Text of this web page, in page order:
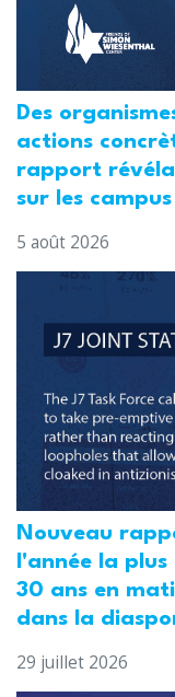
Des
actions
rapport
sur les campus
5 août 2026
Nouveau
l'année la
30 ans en
dans la
29 juillet 2026